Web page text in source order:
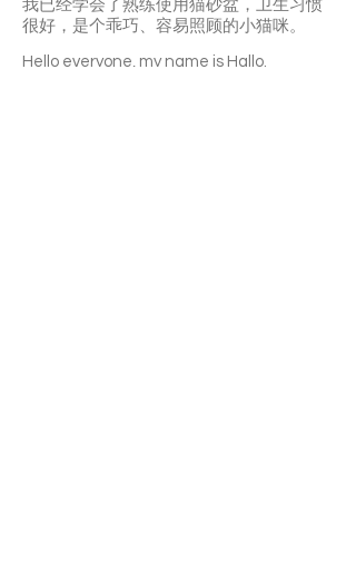
我已经学会了熟练使用猫砂盆，卫生习惯
很好，是个乖巧、容易照顾的小猫咪。
Hello everyone, my name is Hallo.